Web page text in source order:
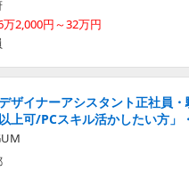
万2,000円～32万円
ザイナーアシスタント正社員
上可/PCスキル活かしたい方」